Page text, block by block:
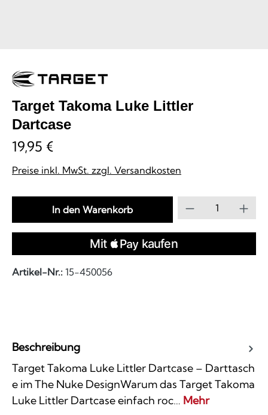
Target Takoma Luke Littler
Dartcase
19,95 €
Preise inkl. MwSt. zzgl. Versandkosten
Produkt
In den Warenkorb
Artikel-Nr.: 15-450056
Beschreibung
Target Takoma Luke Littler Dartcase – Darttasch
e im The Nuke DesignWarum das Target Takoma
Luke Littler Dartcase einfach roc… Mehr